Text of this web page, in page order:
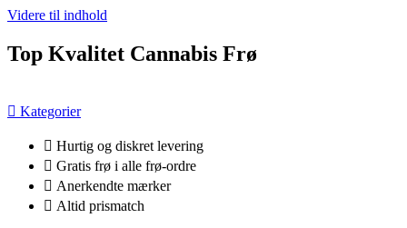
Videre til indhold
Top Kvalitet Cannabis Frø
Kategorier
Hurtig og diskret levering
Gratis frø i alle frø-ordre
Anerkendte mærker
Altid prismatch